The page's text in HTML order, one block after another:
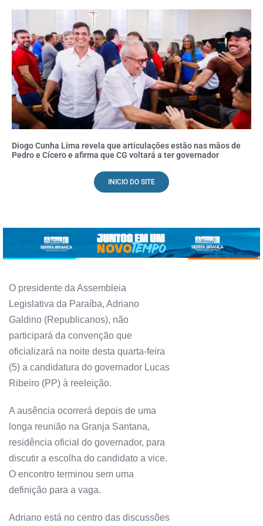
Diogo Cunha Lima revela que articulações estão nas mãos de
Pedro e Cícero e afirma que CG voltará a ter governador
INICIO DO SITE
O presidente da Assembleia
Legislativa da Paraíba, Adriano
Galdino (Republicanos), não
participará da convenção que
oficializará na noite desta quarta-feira
(5) a candidatura do governador Lucas
Ribeiro (PP) à reeleição.
A ausência ocorrerá depois de uma
longa reunião na Granja Santana,
residência oficial do governador, para
discutir a escolha do candidato a vice.
O encontro terminou sem uma
definição para a vaga.
Adriano está no centro das discussões